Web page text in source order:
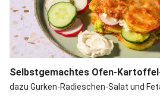
Selbstgemachtes Ofen-
dazu Gurken-Radieschen-Salat und